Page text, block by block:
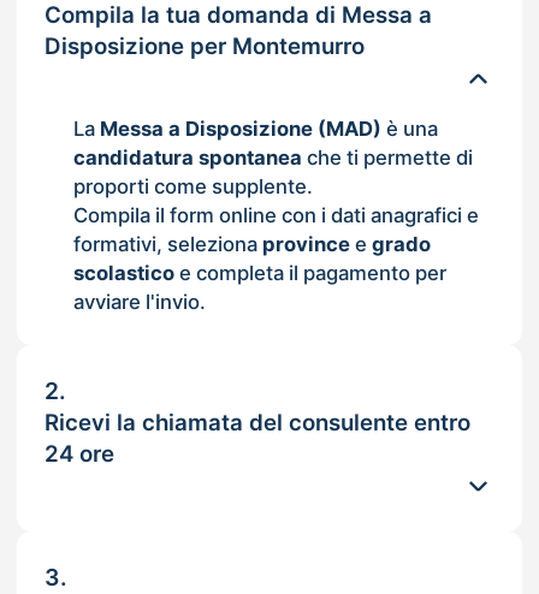
Compila la tua domanda di Messa a
Disposizione per Montemurro
La Messa a Disposizione (MAD) è una
candidatura spontanea che ti permette di
proporti come supplente.
Compila il form online con i dati anagrafici e
formativi, seleziona provincee grado
scolasticoe completa il pagamento per
avviare l'invio.
2.
Ricevi la chiamata del consulente entro
24 ore
3.